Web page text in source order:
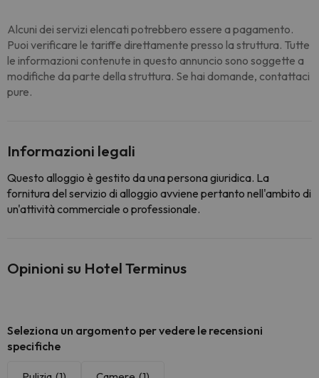
Alcuni dei servizi elencati potrebbero essere a pagamento.
Puoi verificare le tariffe direttamente presso la struttura. Tutte
le informazioni contenute in questo annuncio sono soggette a
modifiche da parte della struttura. Se hai domande, contattaci
pure.
Informazioni legali
Questo alloggio è gestito da una persona giuridica. La
fornitura del servizio di alloggio avviene pertanto nell'ambito di
un'attività commerciale o professionale.
Opinioni su Hotel Terminus
Seleziona un argomento per vedere le recensioni
specifiche